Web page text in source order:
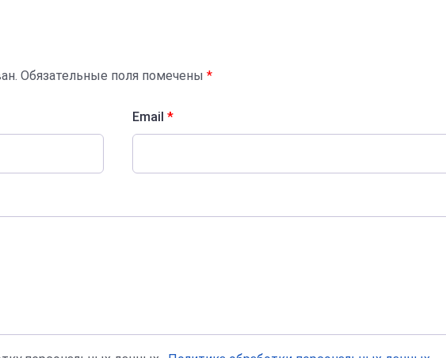
Обязательные поля помечены *
Email*